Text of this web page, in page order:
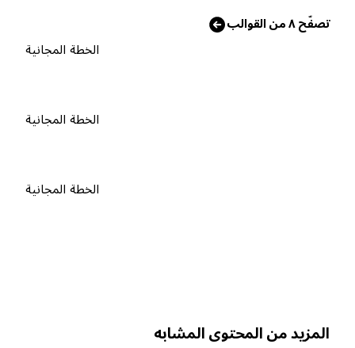
٨ من القوالب
الخطة المجانية
الخطة المجانية
الخطة المجانية
من المحتوى المشابه